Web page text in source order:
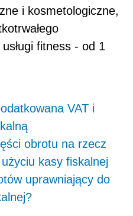
i kosmetologiczne,
fitness - od 1
VAT i
obrotu na rzecz
kasy fiskalnej
uprawniający do